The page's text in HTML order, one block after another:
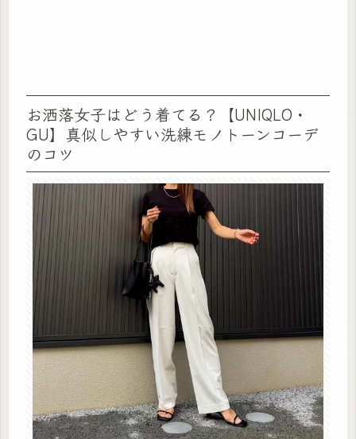
お洒落女子はどう着てる？【UNIQLO・
GU】真似しやすい洗練モノトーンコーデ
のコツ